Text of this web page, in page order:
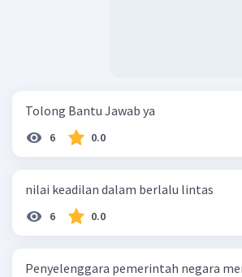
Tolong Bantu Jawab ya
6 0.0
nilai keadilan dalam berlalu lintas
6 0.0
Penyelenggara pemerintah negara